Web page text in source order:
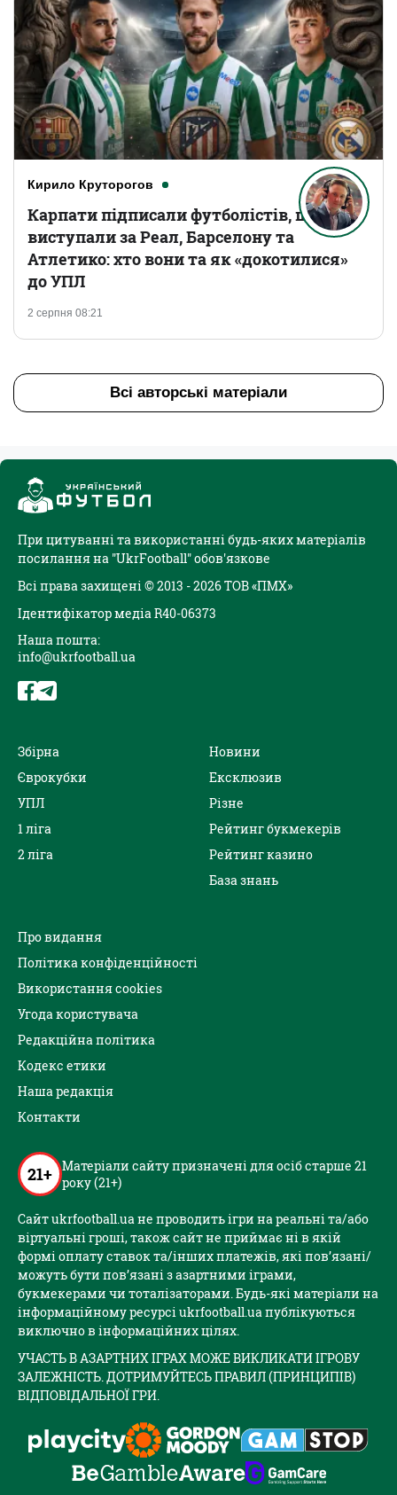
Кирило Круторогов
2 серпня 08:21
Карпати підписали футболістів, що
виступали за Реал, Барселону та
Атлетико: хто вони та як «докотилися»
до УПЛ
Всі авторські матеріали
При цитуванні та використанні будь-яких матеріалів
посилання на "UkrFootball" обов'язкове
Всі права захищені © 2013 - 2026 ТОВ «ПМХ»
Ідентифікатор медіа R40-06373
Наша пошта:
info@ukrfootball.ua
Збірна
Єврокубки
УПЛ
1 ліга
2 ліга
Новини
Ексклюзив
Різне
Рейтинг букмекерів
Рейтинг казино
База знань
Про видання
Політика конфіденційності
Використання cookies
Угода користувача
Редакційна політика
Кодекс етики
Наша редакція
Контакти
21+ Матеріали сайту призначені для осіб старше 21
року (21+)
Сайт ukrfootball.ua не проводить ігри на реальні та/або
віртуальні гроші, також сайт не приймає ні в якій
формі оплату ставок та/інших платежів, які пов’язані/
можуть бути пов’язані з азартними іграми,
букмекерами чи тоталізаторами. Будь-які матеріали на
інформаційному ресурсі ukrfootball.ua публікуються
виключно в інформаційних цілях.
УЧАСТЬ В АЗАРТНИХ ІГРАХ МОЖЕ ВИКЛИКАТИ ІГРОВУ
ЗАЛЕЖНІСТЬ. ДОТРИМУЙТЕСЬ ПРАВИЛ (ПРИНЦИПІВ)
ВІДПОВІДАЛЬНОЇ ГРИ.